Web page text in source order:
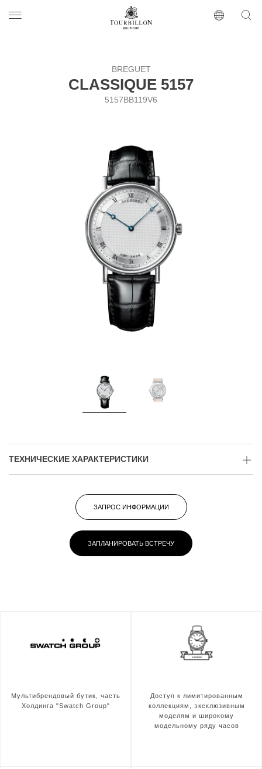
https://www.tourbillon.com/ru
BREGUET
CLASSIQUE 5157
5157BB119V6
ТЕХНИЧЕСКИЕ ХАРАКТЕРИСТИКИ
ЗАПРОС ИНФОРМАЦИИ
ЗАПЛАНИРОВАТЬ ВСТРЕЧУ
Мультибрендовый бутик, часть
Холдинга "Swatch Group"
Доступ к лимитированным
коллекциям, эксклюзивным
моделям и широкому
модельному ряду часов